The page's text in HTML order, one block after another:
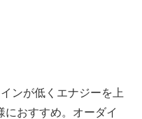
ンが低くエナジーを上
におすすめ。オーダイ